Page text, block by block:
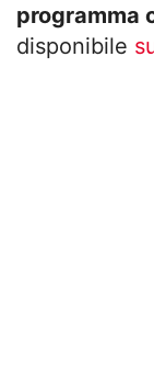
programma
disponibile